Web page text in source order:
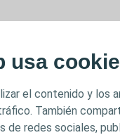
usa
el contenido y los
También
redes sociales,
el estándar de
del tamaño de
la sonda más